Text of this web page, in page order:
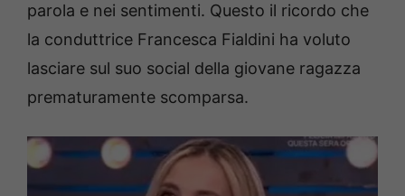
parola e nei sentimenti. Questo il ricordo che
la conduttrice Francesca Fialdini ha voluto
lasciare sul suo social della giovane ragazza
prematuramente scomparsa.